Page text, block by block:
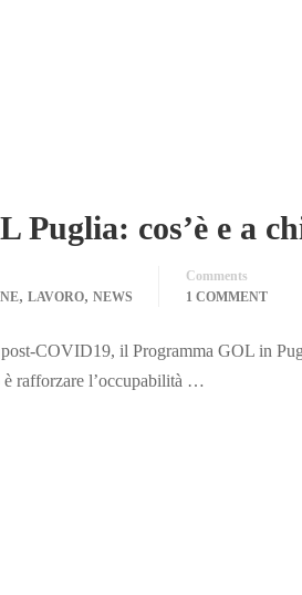
Puglia: cos’è e a
, LAVORO, NEWS
Comments
1 COMMENT
COVID19, il Programma GOL in
rafforzare l’occupabilità …